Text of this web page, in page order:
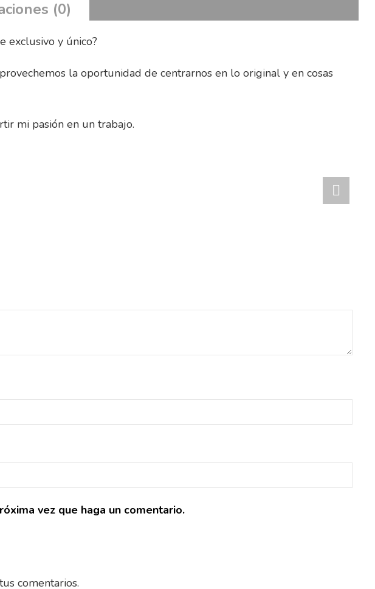
(0)
exclusivo y único?
la oportunidad de centrarnos en lo original y en cosas
mi pasión en un trabajo.
vez que haga un comentario.
comentarios.